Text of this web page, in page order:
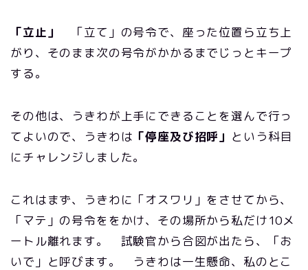
「立止」
「立て」の号令で、座った位置ら立ち上
がり、そのまま次の号令がかかるまでじっとキープ
する。
その他は、うきわが上手にできることを選んで行っ
てよいので、うきわは 「停座及び招呼」 という科目
にチャレンジしました。
これはまず、うきわに「オスワリ」をさせてから、
「マテ」の号令ををかけ、その場所から私だけ10メ
ートル離れます。 試験官から合図が出たら、「お
いで」と呼びます。 うきわは一生懸命、私のとこ